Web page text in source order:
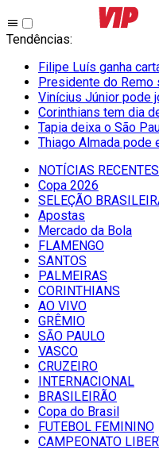
Tendências:
Filipe Luís ganha
Presidente do Remo
Vinícius Júnior pode
Corinthians tem dia
Tapia deixa o São
Thiago Almada pode
NOTÍCIAS RECENTES
Copa 2026
SELEÇÃO
Apostas
Mercado da Bola
FLAMENGO
SANTOS
PALMEIRAS
CORINTHIANS
AO VIVO
GRÊMIO
SĀO PAULO
VASCO
CRUZEIRO
INTERNACIONAL
BRASILEIRÃO
Copa do Brasil
FUTEBOL FEMININO
CAMPEONATO